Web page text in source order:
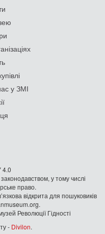
у ЗМІ
4.0
у тому числі
право.
відкрита для пошуковиків
Революції Гідності
- Divilon.